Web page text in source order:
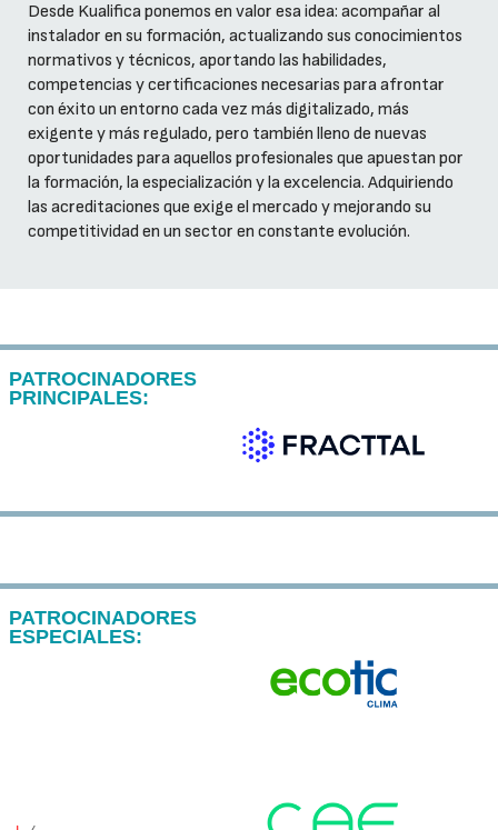
Desde Kualifica ponemos en valor esa idea: acompañar al
instalador en su formación, actualizando sus conocimientos
normativos y técnicos, aportando las habilidades,
competencias y certificaciones necesarias para afrontar
con éxito un entorno cada vez más digitalizado, más
exigente y más regulado, pero también lleno de nuevas
oportunidades para aquellos profesionales que apuestan por
la formación, la especialización y la excelencia. Adquiriendo
las acreditaciones que exige el mercado y mejorando su
competitividad en un sector en constante evolución.
PATROCINADORES
PRINCIPALES:
PATROCINADORES
ESPECIALES: